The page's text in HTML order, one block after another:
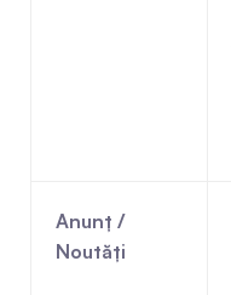
Anunț /
Noutăți